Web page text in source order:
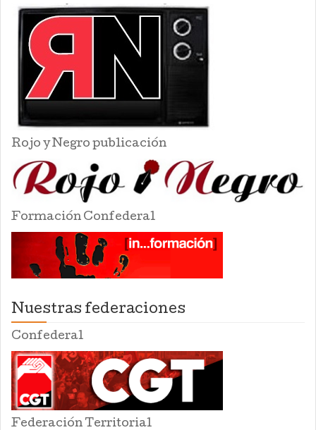
Rojo y Negro publicación
Formación Confederal
Nuestras federaciones
Confederal
Federación Territorial